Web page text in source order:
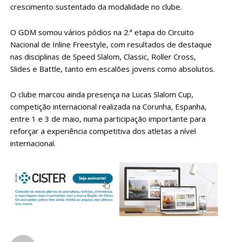
crescimento sustentado da modalidade no clube.
O GDM somou vários pódios na 2.ª etapa do Circuito
Nacional de Inline Freestyle, com resultados de destaque
nas disciplinas de Speed Slalom, Classic, Roller Cross,
Slides e Battle, tanto em escalões jovens como absolutos.
O clube marcou ainda presença na Lucas Slalom Cup,
competição internacional realizada na Corunha, Espanha,
entre 1 e 3 de maio, numa participação importante para
reforçar a experiência competitiva dos atletas a nível
internacional.